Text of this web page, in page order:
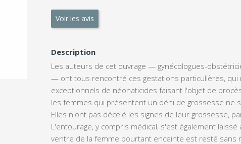
Voir les avis
Description
Les auteurs de cet ouvrage — gynécologues-
— ont tous rencontré ces gestations particulières, qui
exceptionnels de néonaticides faisant l'objet de
les femmes qui présentent un déni de grossesse ne
Elles n'ont pas décelé les signes de leur grossesse,
L'entourage, y compris médical, s'est également
ventre de la femme pourtant enceinte est resté sans